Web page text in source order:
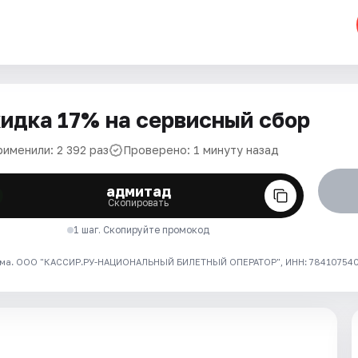
17% на сервисный сбор
2 392 раз Проверено: 1 минуту назад
адмитад
Скопировать
1 шаг. Скопируйте промокод
ООО "КАССИР.РУ-НАЦИОНАЛЬНЫЙ БИЛЕТНЫЙ ОПЕРАТОР", ИНН: 7841075409